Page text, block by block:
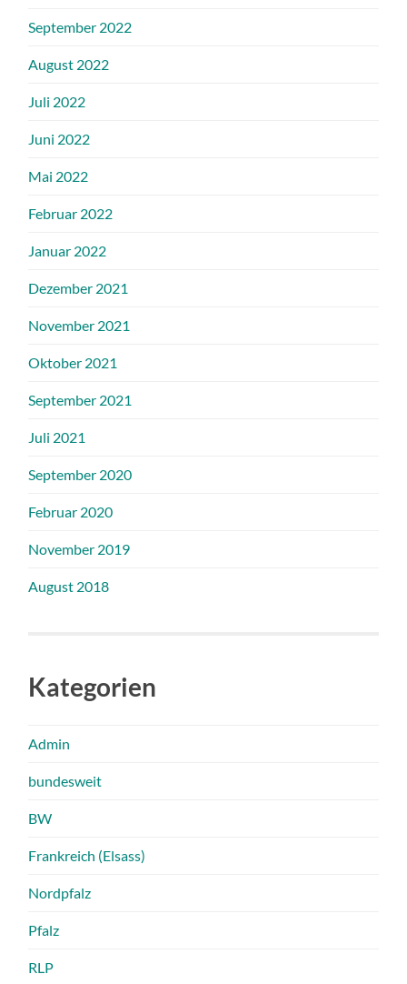
September 2022
August 2022
Juli 2022
Juni 2022
Mai 2022
Februar 2022
Januar 2022
Dezember 2021
November 2021
Oktober 2021
September 2021
Juli 2021
September 2020
Februar 2020
November 2019
August 2018
Kategorien
Admin
bundesweit
BW
Frankreich (Elsass)
Nordpfalz
Pfalz
RLP